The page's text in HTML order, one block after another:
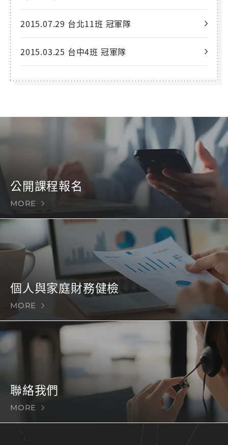
2015.07.29 台北11班 冠軍隊
2015.03.25 台中4班 冠軍隊
公開課程報名
MORE
個人與家庭財務健檢
MORE
聯絡我們
MORE